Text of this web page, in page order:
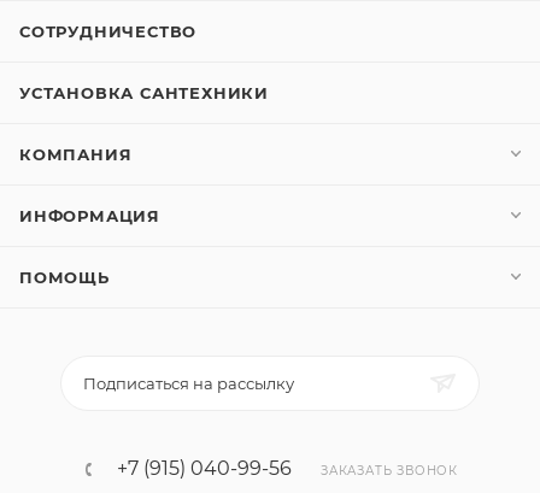
СОТРУДНИЧЕСТВО
УСТАНОВКА САНТЕХНИКИ
КОМПАНИЯ
ИНФОРМАЦИЯ
ПОМОЩЬ
Подписаться на рассылку
+7 (915) 040-99-56 ЗАКАЗАТЬ ЗВОНОК